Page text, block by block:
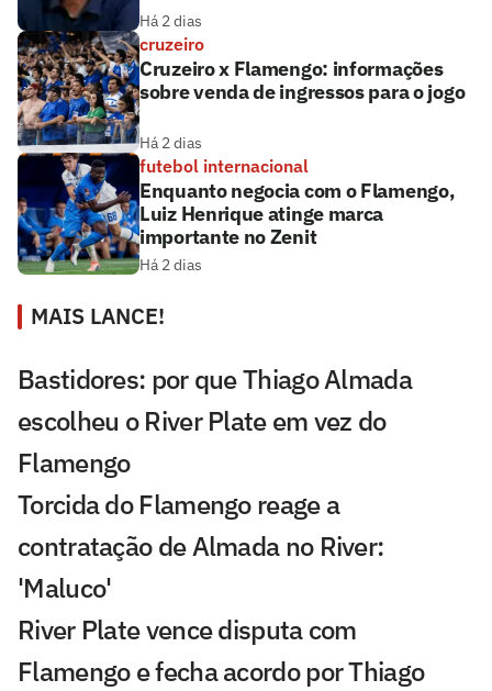
Há 2 dias
cruzeiro
Cruzeiro x Flamengo: informações
sobre venda de ingressos para o jogo
Há 2 dias
futebol internacional
Enquanto negocia com o Flamengo,
Luiz Henrique atinge marca
importante no Zenit
Há 2 dias
MAIS LANCE!
Bastidores: por que Thiago Almada
escolheu o River Plate em vez do
Flamengo
Torcida do Flamengo reage a
contratação de Almada no River:
'Maluco'
River Plate vence disputa com
Flamengo e fecha acordo por Thiago